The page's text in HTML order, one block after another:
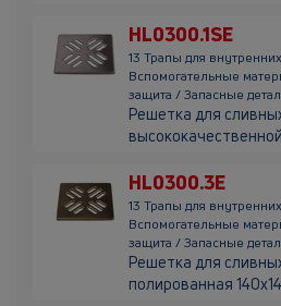
HL0300.1SE
13 Трапы для
Вспомогательные
защита / Запасные
Решетка для
HL0300.3E
13 Трапы для
Вспомогательные
защита / Запасные
Решетка для
полированная